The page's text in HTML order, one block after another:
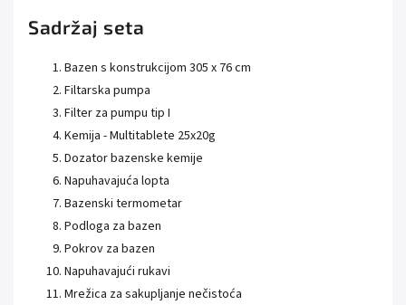
Sadržaj seta
Bazen s konstrukcijom 305 x 76 cm
Filtarska pumpa
Filter za pumpu tip I
Kemija - Multitablete 25x20g
Dozator bazenske kemije
Napuhavajuća lopta
Bazenski termometar
Podloga za bazen
Pokrov za bazen
Napuhavajući rukavi
Mrežica za sakupljanje nečistoća